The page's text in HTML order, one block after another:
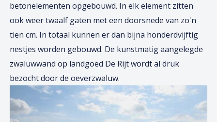
betonelementen opgebouwd. In elk element zitten
ook weer twaalf gaten met een doorsnede van zo'n
tien cm. In totaal kunnen er dan bijna honderdvijftig
nestjes worden gebouwd. De kunstmatig aangelegde
zwaluwwand op landgoed De Rijt wordt al druk
bezocht door de oeverzwaluw.